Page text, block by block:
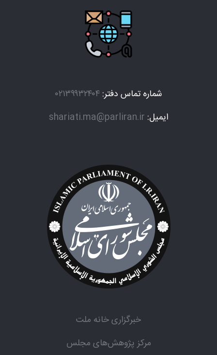
شماره تماس دفتر: ۰۲۱۳۹۹۳۲۴۰۴
ایمیل: shariati.ma@parliran.ir
خبرگزاری خانه ملت
مرکز پژوهش‌های مجلس